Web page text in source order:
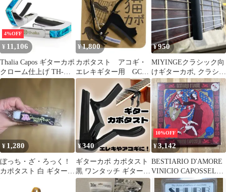
4%OFF
¥ 11,106
Thalia Capos ギターカポ
クローム仕上げ TH-
CC200-TW Teal Angel
リカ製【並行輸入】
¥ 1,800
カポタスト アコギ・
エレキギター用 GC-
NEKO BLK ネコカポ
ブラック
¥950
MIYINGEクラシック向
けギターカポ, クラシッ
クギター対応 ギターカ
ポ,ウクレレカポ,
¥ 1,280
ぼっち・ざ・ろっく！
カポタスト 白 ギター
¥340
ギターカポ カポタスト
黒 ワンタッチ ギター
アクセサリー ブラック
10%OFF
¥3,142
BESTIARIO D'AMORE
VINICIO CAPOSSELA
ヴィニシオ・カポセー
ラ イタリアの男性ポッ